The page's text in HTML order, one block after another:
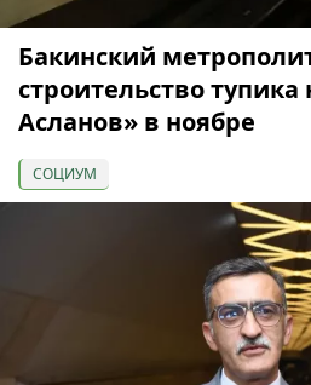
Бакинский
строительство
Асланов» в ноябре
СОЦИУМ